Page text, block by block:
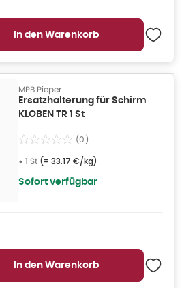
In den Warenkorb
MPB Pieper
Ersatzhalterung für Schirm
KLOBEN TR 1 St
(0)
• 1 St (= 33.17 €/kg)
Sofort verfügbar
In den Warenkorb